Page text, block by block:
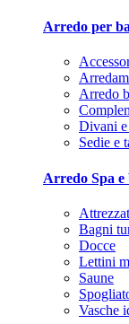
Arredo per
Arredo
Divani
Sedie e
Arredo Spa e
Bagni
Docce
Lettini
Saune
Vasche